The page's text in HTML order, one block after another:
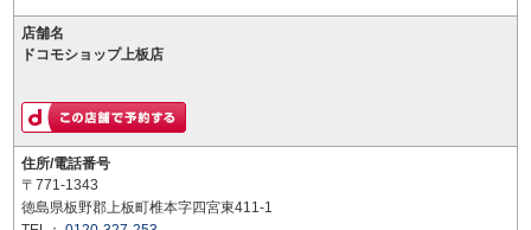
店舗名
ドコモショップ上板店
住所/電話番号
〒771-1343
徳島県板野郡上板町椎本字四宮東411-1